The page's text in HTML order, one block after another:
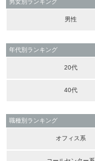
男女別ランキング
男性
年代別ランキング
20代
40代
職種別ランキング
オフィス系